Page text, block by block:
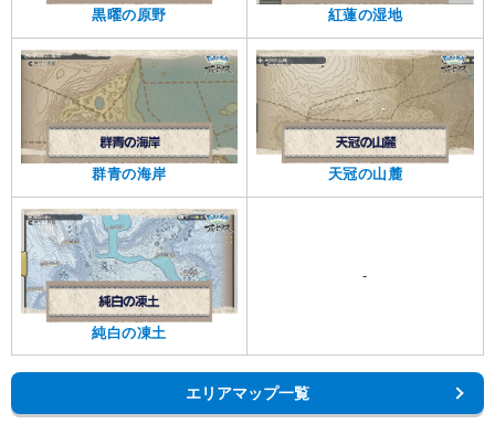
黒曜の原野 紅蓮の湿地
群青の海岸 天冠の山麓
純白の凍土
-
エリアマップ一覧